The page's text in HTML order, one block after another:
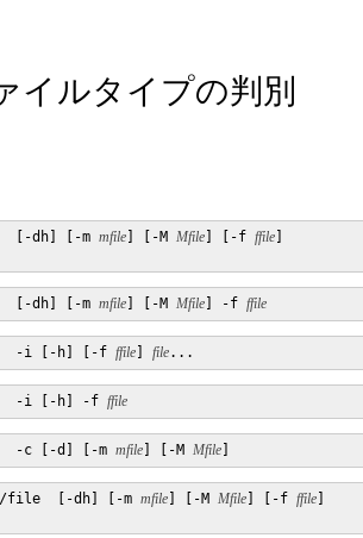
イルタイプの判別
[-dh] [-m mfile ] [-M Mfile ] [-f ffile
[-dh] [-m mfile ] [-M Mfile ] -f ffile
-i [-h] [-f ffile file...
-i [-h] -f ffile
-c [-d] [-m mfile ] [-M Mfile
file  [-dh] [-m mfile ] [-M Mfile ] [-f ffile